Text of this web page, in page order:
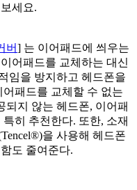
세요.
버] 는 이어패드에 씌우는
어패드를 교체하는 대신
임을 방지하고 헤드폰을
패드를 교체할 수 없는
지 않는 헤드폰, 이어패
히 추천한다. 또한, 소재
을 사용해 헤드폰
도 줄여준다.